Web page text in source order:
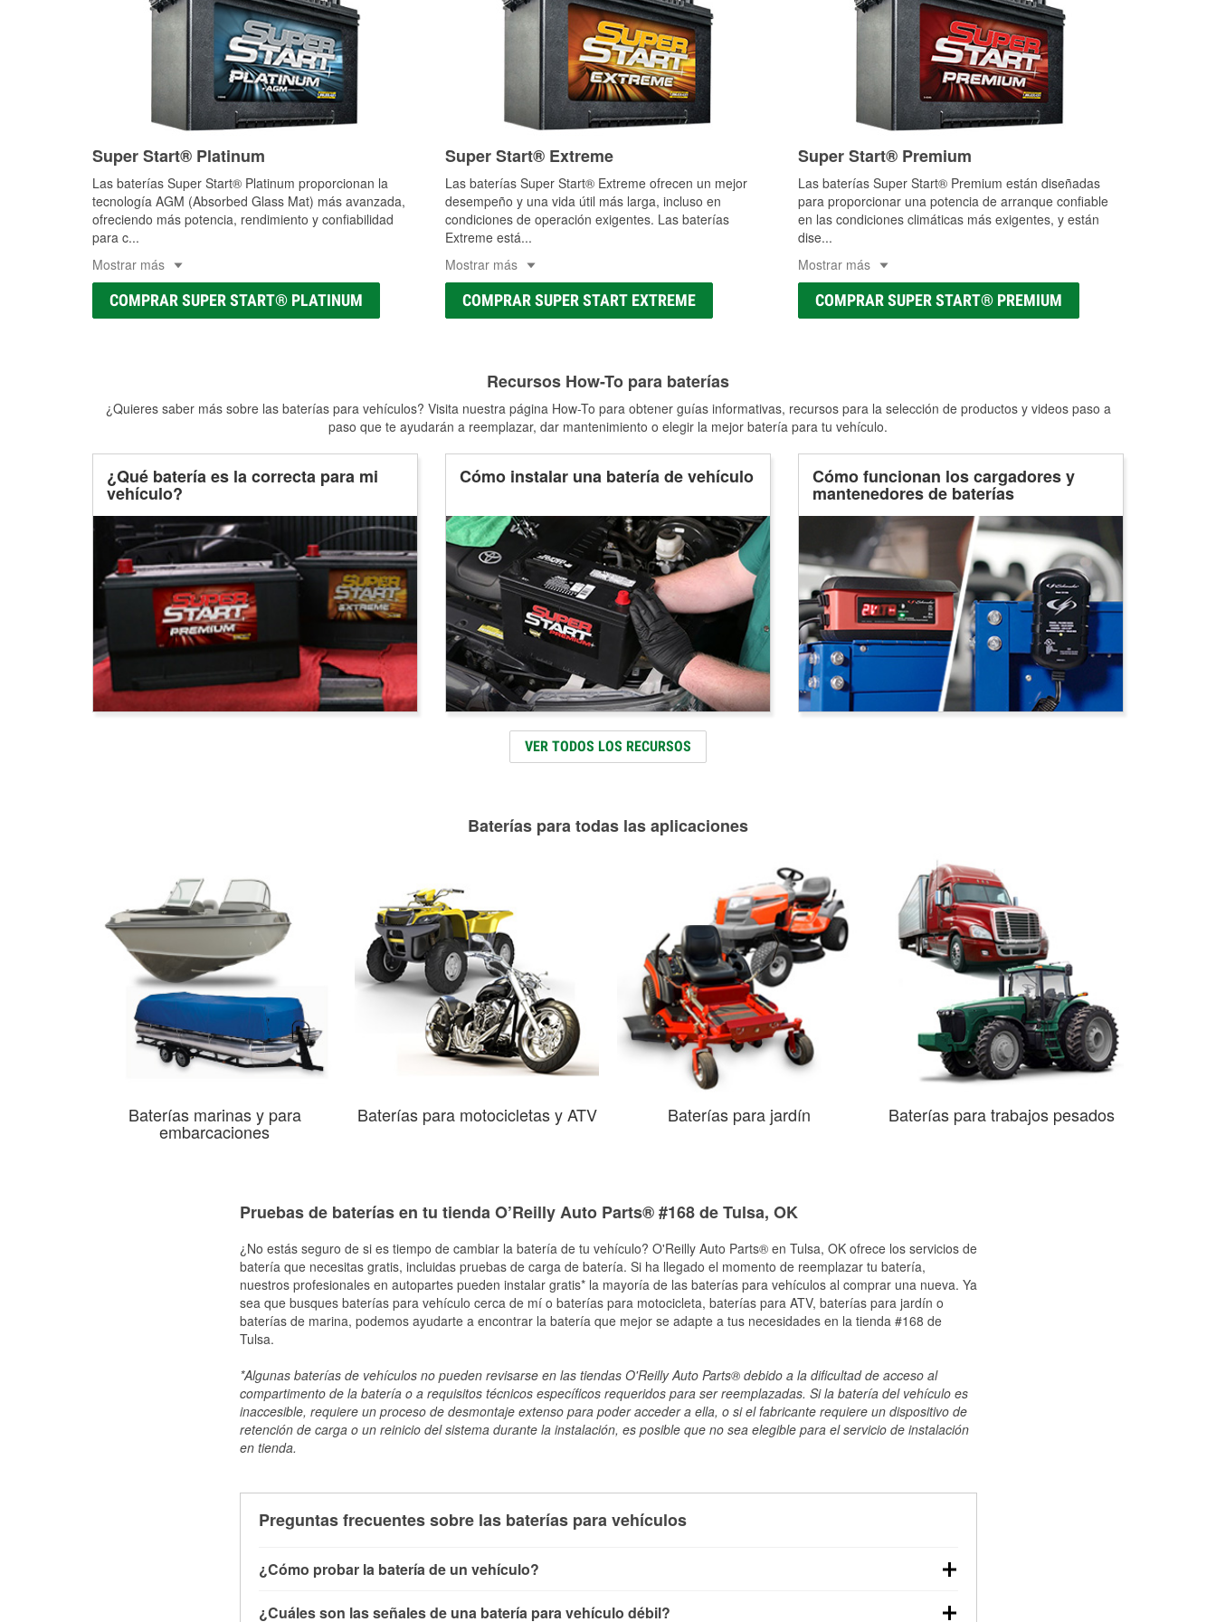
Super Start® Platinum
Las baterías Super Start® Platinum proporcionan la
tecnología AGM (Absorbed Glass Mat) más avanzada,
ofreciendo más potencia, rendimiento y confiabilidad
para c...
Mostrar más
COMPRAR SUPER START® PLATINUM
Super Start® Extreme
Las baterías Super Start® Extreme ofrecen un mejor
desempeño y una vida útil más larga, incluso en
condiciones de operación exigentes. Las baterías
Extreme está...
Mostrar más
COMPRAR SUPER START EXTREME
Super Start® Premium
Las baterías Super Start® Premium están diseñadas
para proporcionar una potencia de arranque confiable
en las condiciones climáticas más exigentes, y están
dise...
Mostrar más
COMPRAR SUPER START® PREMIUM
Recursos How-To para baterías
¿Quieres saber más sobre las baterías para vehículos? Visita nuestra página How-To para obtener guías informativas, recursos para la selección de productos y videos paso a
paso que te ayudarán a reemplazar, dar mantenimiento o elegir la mejor batería para tu vehículo.
¿Qué batería es la correcta para mi
vehículo?
Cómo instalar una batería de vehículo Cómo funcionan los cargadores y
mantenedores de baterías
VER TODOS LOS RECURSOS
Baterías para todas las aplicaciones
Baterías marinas y para
embarcaciones
Baterías para motocicletas y ATV Baterías para jardín Baterías para trabajos pesados
Pruebas de baterías en tu tienda O’Reilly Auto Parts® #168 de Tulsa, OK
¿No estás seguro de si es tiempo de cambiar la batería de tu vehículo? O'Reilly Auto Parts® en Tulsa, OK ofrece los servicios de
batería que necesitas gratis, incluidas pruebas de carga de batería. Si ha llegado el momento de reemplazar tu batería,
nuestros profesionales en autopartes pueden instalar gratis* la mayoría de las baterías para vehículos al comprar una nueva. Ya
sea que busques baterías para vehículo cerca de mí o baterías para motocicleta, baterías para ATV, baterías para jardín o
baterías de marina, podemos ayudarte a encontrar la batería que mejor se adapte a tus necesidades en la tienda #168 de
Tulsa.
*Algunas baterías de vehículos no pueden revisarse en las tiendas O'Reilly Auto Parts® debido a la dificultad de acceso al
compartimento de la batería o a requisitos técnicos específicos requeridos para ser reemplazadas. Si la batería del vehículo es
inaccesible, requiere un proceso de desmontaje extenso para poder acceder a ella, o si el fabricante requiere un dispositivo de
retención de carga o un reinicio del sistema durante la instalación, es posible que no sea elegible para el servicio de instalación
en tienda.
Preguntas frecuentes sobre las baterías para vehículos
¿Cómo probar la batería de un vehículo?
¿Cuáles son las señales de una batería para vehículo débil?